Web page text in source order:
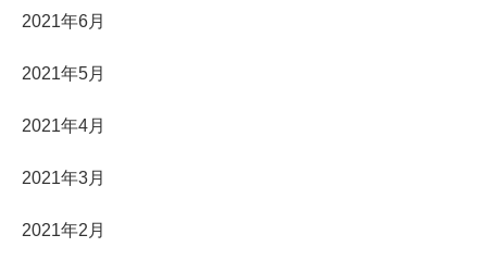
2021年6月
2021年5月
2021年4月
2021年3月
2021年2月